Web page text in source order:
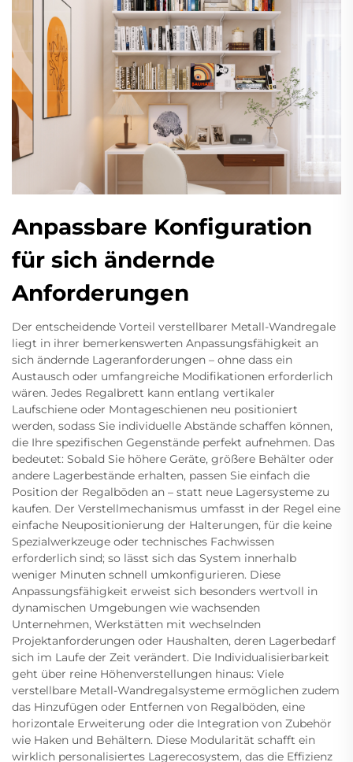
Anpassbare Konfiguration
für sich ändernde
Anforderungen
Der entscheidende Vorteil verstellbarer Metall-Wandregale
liegt in ihrer bemerkenswerten Anpassungsfähigkeit an
sich ändernde Lageranforderungen – ohne dass ein
Austausch oder umfangreiche Modifikationen erforderlich
wären. Jedes Regalbrett kann entlang vertikaler
Laufschiene oder Montageschienen neu positioniert
werden, sodass Sie individuelle Abstände schaffen können,
die Ihre spezifischen Gegenstände perfekt aufnehmen. Das
bedeutet: Sobald Sie höhere Geräte, größere Behälter oder
andere Lagerbestände erhalten, passen Sie einfach die
Position der Regalböden an – statt neue Lagersysteme zu
kaufen. Der Verstellmechanismus umfasst in der Regel eine
einfache Neupositionierung der Halterungen, für die keine
Spezialwerkzeuge oder technisches Fachwissen
erforderlich sind; so lässt sich das System innerhalb
weniger Minuten schnell umkonfigurieren. Diese
Anpassungsfähigkeit erweist sich besonders wertvoll in
dynamischen Umgebungen wie wachsenden
Unternehmen, Werkstätten mit wechselnden
Projektanforderungen oder Haushalten, deren Lagerbedarf
sich im Laufe der Zeit verändert. Die Individualisierbarkeit
geht über reine Höhenverstellungen hinaus: Viele
verstellbare Metall-Wandregalsysteme ermöglichen zudem
das Hinzufügen oder Entfernen von Regalböden, eine
horizontale Erweiterung oder die Integration von Zubehör
wie Haken und Behältern. Diese Modularität schafft ein
wirklich personalisiertes Lagerecosystem, das die Effizienz